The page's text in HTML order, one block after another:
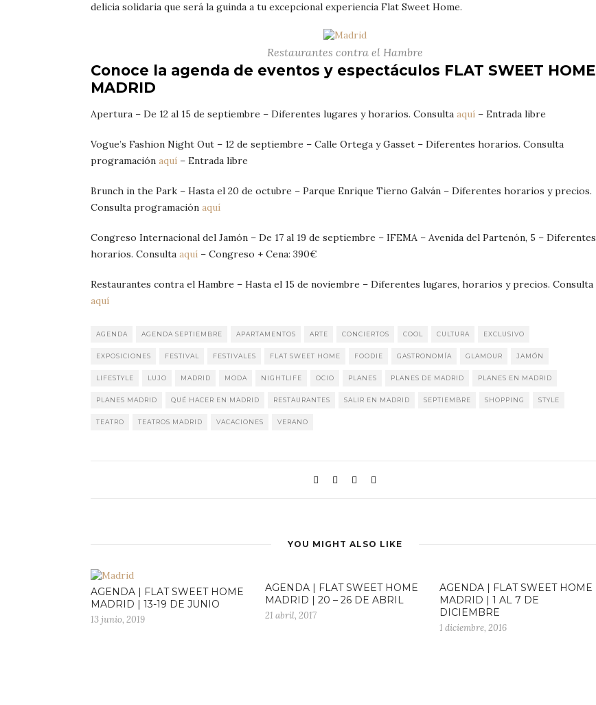
delicia solidaria que será la guinda a tu excepcional experiencia Flat Sweet Home.
Restaurantes contra el Hambre
Conoce la agenda de eventos y espectáculos FLAT SWEET HOME
MADRID
Apertura – De 12 al 15 de septiembre – Diferentes lugares y horarios. Consulta aquí – Entrada libre
Vogue’s Fashion Night Out – 12 de septiembre – Calle Ortega y Gasset – Diferentes horarios. Consulta
programación aquí – Entrada libre
Brunch in the Park – Hasta el 20 de octubre – Parque Enrique Tierno Galván – Diferentes horarios y precios.
Consulta programación aquí
Congreso Internacional del Jamón – De 17 al 19 de septiembre – IFEMA – Avenida del Partenón, 5 – Diferentes
horarios. Consulta aquí – Congreso + Cena: 390€
Restaurantes contra el Hambre – Hasta el 15 de noviembre – Diferentes lugares, horarios y precios. Consulta
aquí
AGENDA AGENDA SEPTIEMBRE APARTAMENTOS ARTE CONCIERTOS COOL CULTURA EXCLUSIVO
EXPOSICIONES FESTIVAL FESTIVALES FLAT SWEET HOME FOODIE GASTRONOMÍA GLAMOUR JAMÓN
LIFESTYLE LUJO MADRID MODA NIGHTLIFE OCIO PLANES PLANES DE MADRID PLANES EN MADRID
PLANES MADRID QUÉ HACER EN MADRID RESTAURANTES SALIR EN MADRID SEPTIEMBRE SHOPPING STYLE
TEATRO TEATROS MADRID VACACIONES VERANO
YOU MIGHT ALSO LIKE
AGENDA | FLAT SWEET HOME
MADRID | 13-19 DE JUNIO
13 junio, 2019
AGENDA | FLAT SWEET HOME
MADRID | 20 – 26 DE ABRIL
21 abril, 2017
AGENDA | FLAT SWEET HOME
MADRID | 1 AL 7 DE
DICIEMBRE
1 diciembre, 2016